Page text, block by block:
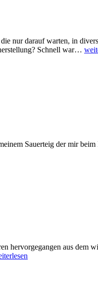
nur darauf warten, in
Schnell war…
Sauerteig der mir
aus dem